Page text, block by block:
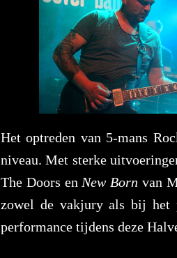
Het optreden van 5-mans
niveau. Met sterke
The Doors en New Born van
zowel de vakjury als bij het
performance tijdens deze